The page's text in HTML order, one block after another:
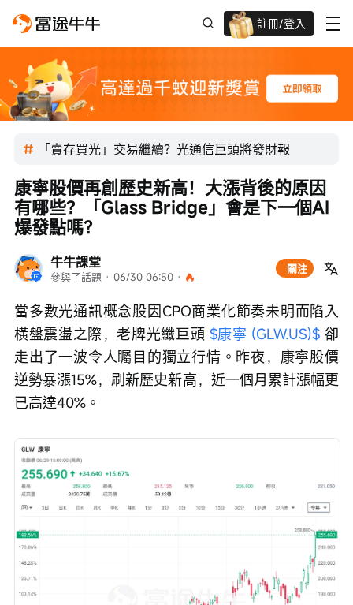
註冊/登入
迎新驚喜賞 股票/BTC等任你揀!
「賣存買光」交易繼續？光通信巨頭將發財報
牛牛課堂
參與了話題 · 06/30 06:50 ·
關注
康寧股價再創歷史新高！大漲背後的原因
有哪些？「Glass Bridge」會是下一個AI
爆發點嗎？
當多數光通訊概念股因CPO商業化節奏未明而陷入
橫盤震盪之際，老牌光纖巨頭 $康寧 (GLW.US)$ 卻
走出了一波令人矚目的獨立行情。昨夜，康寧股價
逆勢暴漲15%，刷新歷史新高，近一個月累計漲幅更
已高達40%。